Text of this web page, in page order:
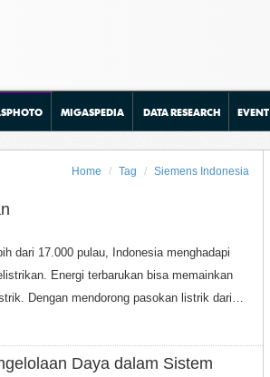
MIGASPEDIA DATA RESEARCH EVENT
Home Tag Siemens Indonesia
dari 17.000 pulau, Indonesia menghadapi
Energi terbarukan bisa memainkan
Dengan mendorong pasokan listrik dari…
Daya dalam Sistem